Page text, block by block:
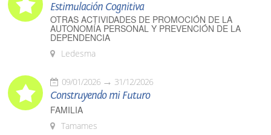
Estimulación Cognitiva
OTRAS ACTIVIDADES DE PROMOCIÓN DE LA
AUTONOMÍA PERSONAL Y PREVENCIÓN DE LA
DEPENDENCIA
Ledesma
09/01/2026 31/12/2026
Construyendo mi Futuro
FAMILIA
Tamames